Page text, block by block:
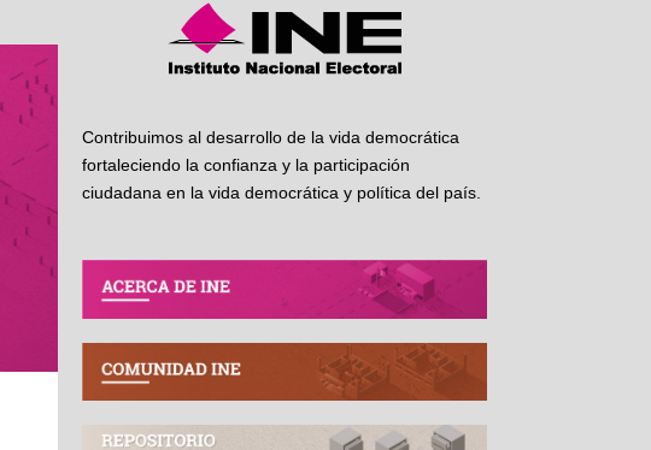
Contribuimos al desarrollo de la vida democrática
fortaleciendo la confianza y la participación
ciudadana en la vida democrática y política del país.